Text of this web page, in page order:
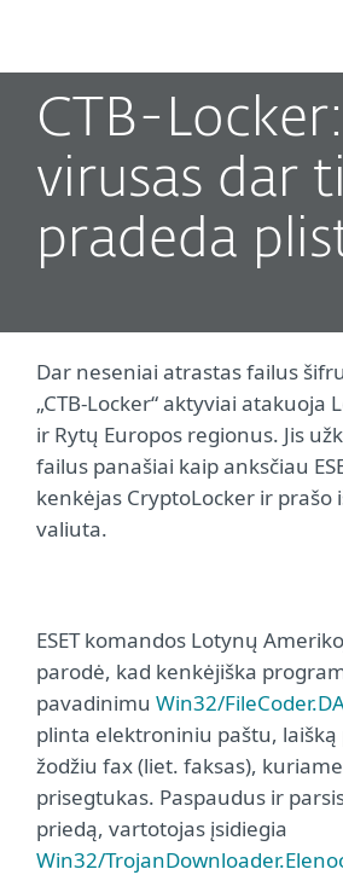
CTB-Locker:
virusas dar
pradeda
Dar neseniai atrastas failus
„CTB-Locker“ aktyviai atakuoja
ir Rytų Europos regionus. Jis
failus panašiai kaip anksčiau
kenkėjas CryptoLocker ir prašo
valiuta.
ESET komandos Lotynų
parodė, kad kenkėjiška
pavadinimu Win32/
plinta elektroniniu paštu,
žodžiu fax (liet. faksas),
prisegtukas. Paspaudus ir
priedą, vartotojas įsidiegia
Win32/